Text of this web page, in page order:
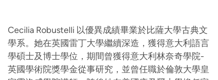
Cecilia Robustelli 以優異成績畢業於比薩大學古典文
學系。她在英國雷丁大學繼續深造，獲得意大利語言
學碩士及博士學位，期間曾獲得意大利林奈奇學院-
英國學術院獎學金從事研究，並曾任職於倫敦大學皇